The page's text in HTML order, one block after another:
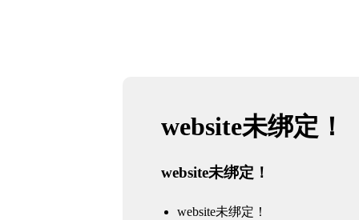
website未绑定！
website未绑定！
website未绑定！